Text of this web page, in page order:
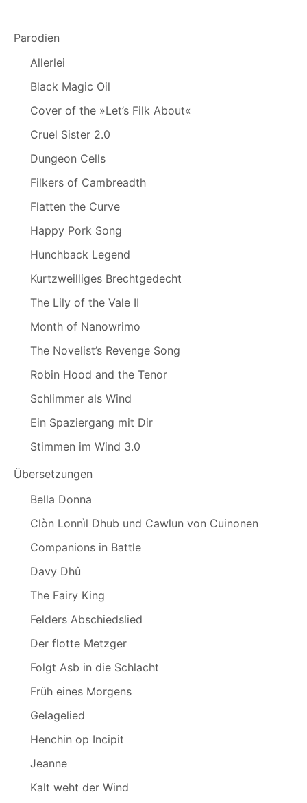
Parodien
Allerlei
Black Magic Oil
Cover of the »Let’s Filk About«
Cruel Sister 2.0
Dungeon Cells
Filkers of Cambreadth
Flatten the Curve
Happy Pork Song
Hunchback Legend
Kurtzweilliges Brechtgedecht
The Lily of the Vale II
Month of Nanowrimo
The Novelist’s Revenge Song
Robin Hood and the Tenor
Schlimmer als Wind
Ein Spaziergang mit Dir
Stimmen im Wind 3.0
Übersetzungen
Bella Donna
Clòn Lonnìl Dhub und Cawlun von Cuinonen
Companions in Battle
Davy Dhû
The Fairy King
Felders Abschiedslied
Der flotte Metzger
Folgt Asb in die Schlacht
Früh eines Morgens
Gelagelied
Henchin op Incipit
Jeanne
Kalt weht der Wind